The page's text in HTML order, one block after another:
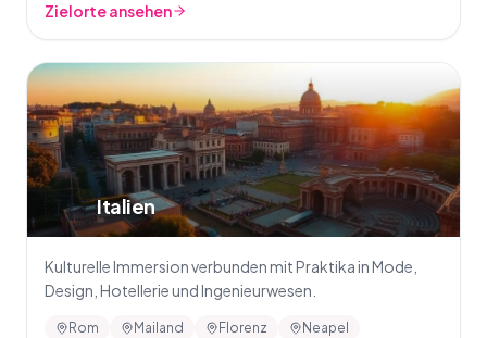
Zielorte ansehen
🇮🇹Italien
Kulturelle Immersion verbunden mit Praktika in Mode,
Design, Hotellerie und Ingenieurwesen.
Rom Mailand Florenz
Neapel